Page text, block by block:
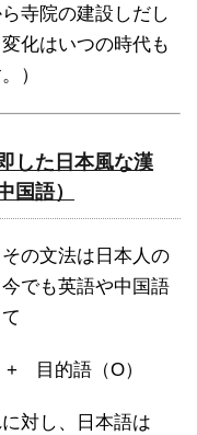
寺院の建設しだし
化はいつの時代も
）
した日本風な漢
国語）
の文法は日本人の
でも英語や中国語
目的語（O）
対し、日本語は